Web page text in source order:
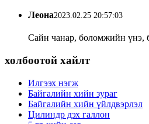
Леона2023.02.25 20:57:03
Сайн чанар, боломжийн үнэ,
холбоотой хайлт
Илгээх нэгж
Байгалийн хийн зураг
Байгалийн хийн үйлдвэрлэл
Цилиндр дэх галлон